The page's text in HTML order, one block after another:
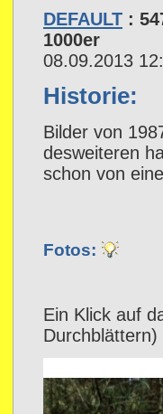
DEFAULT :
1000er
08.09.2013
Historie:
Bilder von
desweiteren
schon von
Fotos:
Ein Klick auf
Durchblättern)